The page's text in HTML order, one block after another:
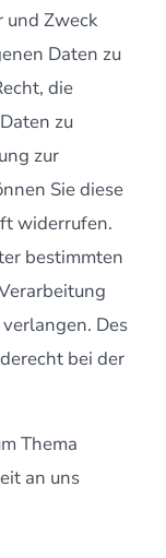
und Zweck
Daten zu
die
zu
zur
Sie diese
widerrufen.
bestimmten
Des
bei der
Thema
an uns